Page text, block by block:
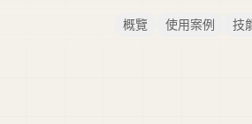
概覽 使用案例 技